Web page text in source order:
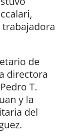
trabajadora
de
directora
T.
y la
del